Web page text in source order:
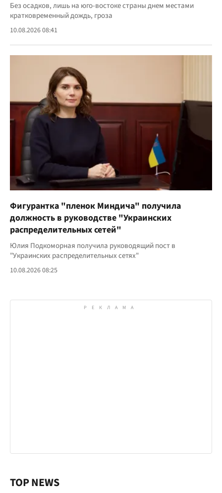
Без осадков, лишь на юго-востоке страны днем местами
кратковременный дождь, гроза
10.08.2026 08:41
Фигурантка "пленок Миндича" получила
должность в руководстве "Украинских
распределительных сетей"
Юлия Подкоморная получила руководящий пост в
"Украинских распределительных сетях"
10.08.2026 08:25
TOP NEWS